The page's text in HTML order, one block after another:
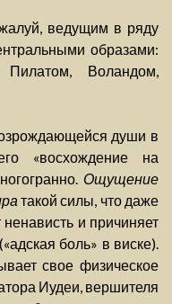
ведущим в ряду
образами:
Воландом,
души в
«восхождение на
Ощущение
такой силы, что даже
и причиняет
(«адская боль» в виске).
свое физическое
Иудеи, вершителя